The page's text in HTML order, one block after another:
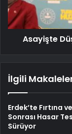
Asayişte
İlgili
Erdek’te Fırtına
Sonrası Hasar
Sürüyor